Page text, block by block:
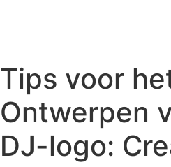
Tips voor
Ontwerpen
DJ-logo: